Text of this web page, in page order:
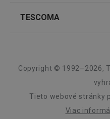
Reklamácie a vrátenie
TESCOMA
Blog
Copyright © 1992–2026,
Tieto webové stránky
Viac